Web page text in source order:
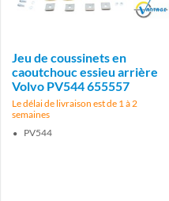
Brand
Jeu de coussinets en
caoutchouc essieu arrière
Volvo PV544 655557
Le délai de livraison est de 1 à 2
semaines
PV544